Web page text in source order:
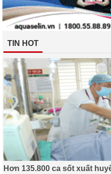
TIN HOT
Hơn 135.800 ca sốt xuất